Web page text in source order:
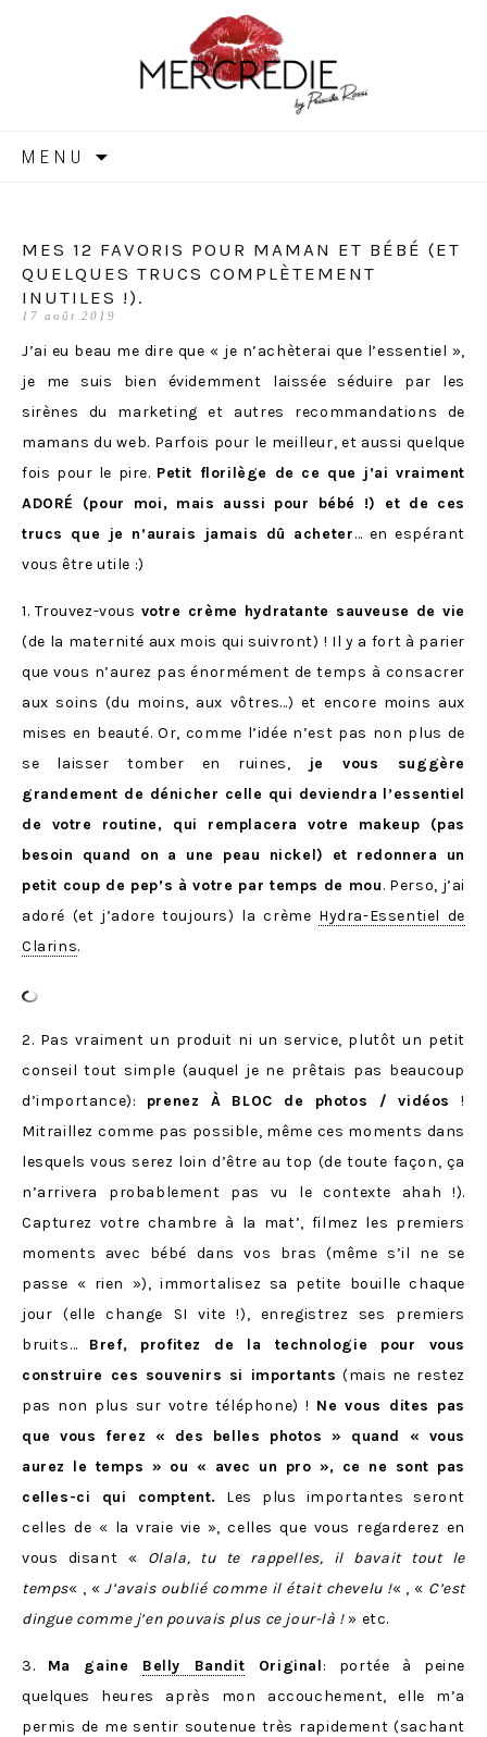
MERCREDIE
MENU
MES 12 FAVORIS POUR MAMAN ET BÉBÉ (ET
QUELQUES TRUCS COMPLÈTEMENT
INUTILES !).
17 août 2019
J’ai eu beau me dire que « je n’achèterai que l’essentiel »,
je me suis bien évidemment laissée séduire par les
sirènes du marketing et autres recommandations de
mamans du web. Parfois pour le meilleur, et aussi quelque
fois pour le pire. Petit florilège de ce que j’ai vraiment
ADORÉ (pour moi, mais aussi pour bébé !) et de ces
trucs que je n’aurais jamais dû acheter… en espérant
vous être utile :)
1. Trouvez-vous votre crème hydratante sauveuse de vie
(de la maternité aux mois qui suivront) ! Il y a fort à parier
que vous n’aurez pas énormément de temps à consacrer
aux soins (du moins, aux vôtres…) et encore moins aux
mises en beauté. Or, comme l’idée n’est pas non plus de
se laisser tomber en ruines,
je vous suggère
grandement de dénicher celle qui deviendra l’essentiel
de votre routine, qui remplacera votre makeup (pas
besoin quand on a une peau nickel) et redonnera un
petit coup de pep’s à votre par temps de mou. Perso, j’ai
adoré (et j’adore toujours) la crème Hydra-Essentiel de
Clarins.
2. Pas vraiment un produit ni un service, plutôt un petit
conseil tout simple (auquel je ne prêtais pas beaucoup
d’importance): prenez À BLOC de photos / vidéos!
Mitraillez comme pas possible, même ces moments dans
lesquels vous serez loin d’être au top (de toute façon, ça
n’arrivera probablement pas vu le contexte ahah !).
Capturez votre chambre à la mat’, filmez les premiers
moments avec bébé dans vos bras (même s’il ne se
passe « rien »), immortalisez sa petite bouille chaque
jour (elle change SI vite !), enregistrez ses premiers
bruits… Bref, profitez de la technologie pour vous
construire ces souvenirs si importants (mais ne restez
pas non plus sur votre téléphone) ! Ne vous dites pas
que vous ferez « des belles photos » quand « vous
aurez le temps » ou « avec un pro », ce ne sont pas
celles-ci qui comptent.
Les plus importantes seront
celles de « la vraie vie », celles que vous regarderez en
vous disant « Olala, tu te rappelles, il bavait tout le
temps« , «J’avais oublié comme il était chevelu !« , « C’est
dingue comme j’en pouvais plus ce jour-là !» etc.
3. Ma gaine Belly Bandit Original: portée à peine
quelques heures après mon accouchement, elle m’a
permis de me sentir soutenue très rapidement (sachant